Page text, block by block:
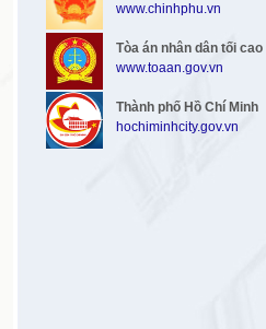
www.chinhphu.vn
Tòa án nhân dân tối cao
www.toaan.gov.vn
Thành phố Hồ Chí Minh
hochiminhcity.gov.vn